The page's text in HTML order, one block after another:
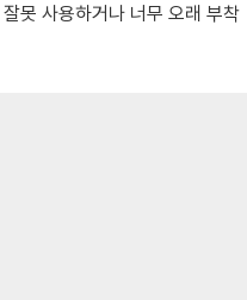
못 사용하거나 너무 오래 부착